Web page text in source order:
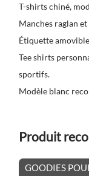
T-shirts chiné,
Manches raglan
Étiquette
Tee shirts
sportifs.
Modèle blanc
Produit
GOODIES